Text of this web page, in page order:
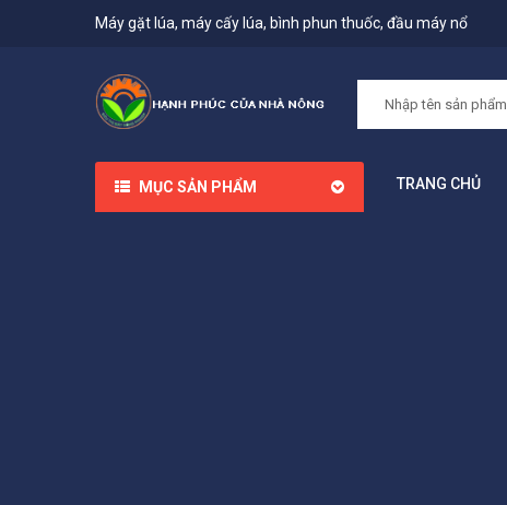
Máy gặt lúa, máy cấy lúa, bình phun thuốc, đầu máy nổ
MỤC SẢN PHẨM TRANG CHỦ